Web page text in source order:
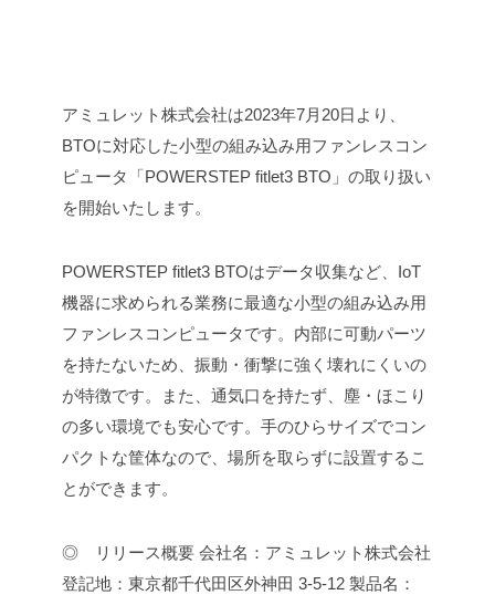
アミュレット株式会社は2023年7月20日より、
BTOに対応した小型の組み込み用ファンレスコン
ピュータ「POWERSTEP fitlet3 BTO」の取り扱い
を開始いたします。
POWERSTEP fitlet3 BTOはデータ収集など、IoT
機器に求められる業務に最適な小型の組み込み用
ファンレスコンピュータです。内部に可動パーツ
を持たないため、振動・衝撃に強く壊れにくいの
が特徴です。また、通気口を持たず、塵・ほこり
の多い環境でも安心です。手のひらサイズでコン
パクトな筐体なので、場所を取らずに設置するこ
とができます。
◎ リリース概要 会社名：アミュレット株式会社
登記地：東京都千代田区外神田 3-5-12 製品名：